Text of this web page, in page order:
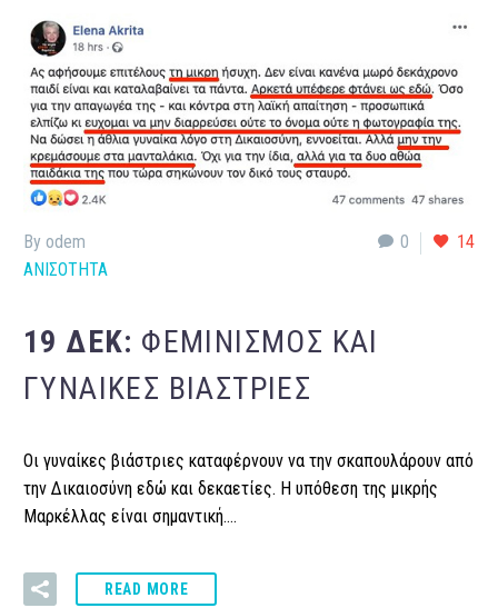
0 14
By odem
ΑΝΙΣΟΤΗΤΑ
19 ΔΕΚ: ΦΕΜΙΝΙΣΜΌΣ ΚΑΙ
ΓΥΝΑΊΚΕΣ ΒΙΆΣΤΡΙΕΣ
Οι γυναίκες βιάστριες καταφέρνουν να την σκαπουλάρουν από
την Δικαιοσύνη εδώ και δεκαετίες. Η υπόθεση της μικρής
Μαρκέλλας είναι σημαντική….
READ MORE